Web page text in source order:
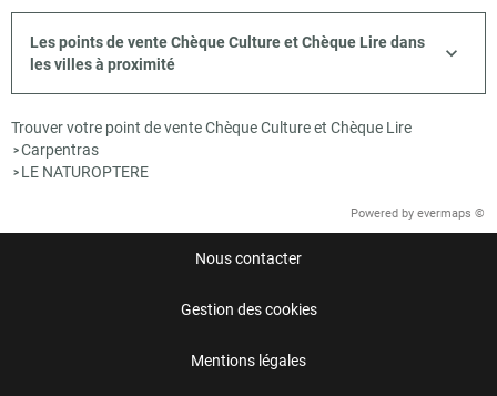
Les points de vente Chèque Culture et Chèque Lire dans
les villes à proximité
Trouver votre point de vente Chèque Culture et Chèque Lire
>Carpentras
> LE NATUROPTERE
Powered by evermaps ©
Nous contacter
Gestion des cookies
Mentions légales